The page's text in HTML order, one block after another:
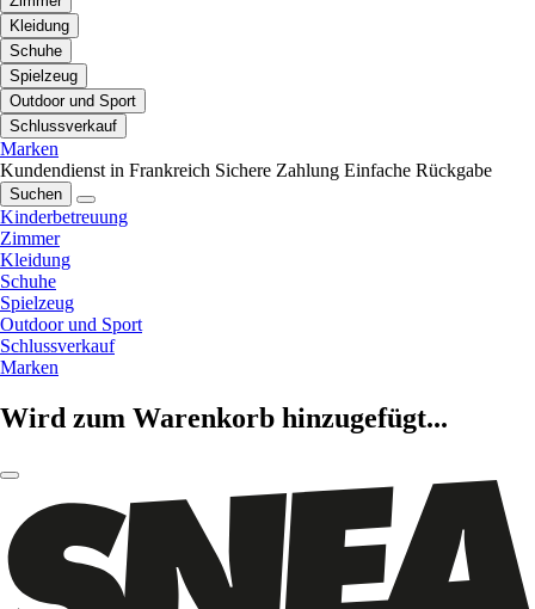
Kleidung
Schuhe
Spielzeug
Outdoor und Sport
Schlussverkauf
Marken
Kundendienst in Frankreich Sichere Zahlung Einfache Rückgabe
Suchen
Kinderbetreuung
Zimmer
Kleidung
Schuhe
Spielzeug
Outdoor und Sport
Schlussverkauf
Marken
Wird zum Warenkorb hinzugefügt...